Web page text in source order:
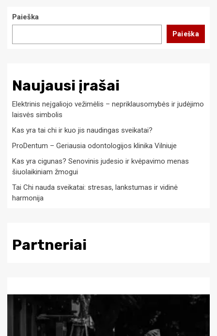
Paieška
Paieška
Naujausi įrašai
Elektrinis neįgaliojo vežimėlis – nepriklausomybės ir judėjimo
laisvės simbolis
Kas yra tai chi ir kuo jis naudingas sveikatai?
ProDentum – Geriausia odontologijos klinika Vilniuje
Kas yra cigunas? Senovinis judesio ir kvėpavimo menas
šiuolaikiniam žmogui
Tai Chi nauda sveikatai: stresas, lankstumas ir vidinė
harmonija
Partneriai